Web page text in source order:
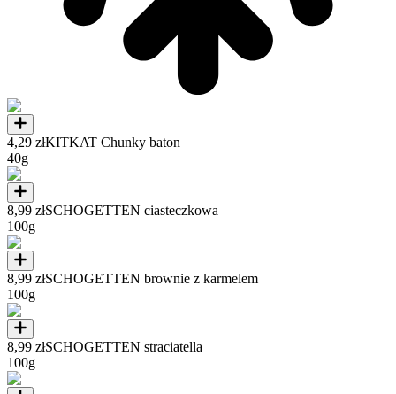
4,29 złKITKAT Chunky baton
40g
8,99 złSCHOGETTEN ciasteczkowa
100g
8,99 złSCHOGETTEN brownie z karmelem
100g
8,99 złSCHOGETTEN straciatella
100g